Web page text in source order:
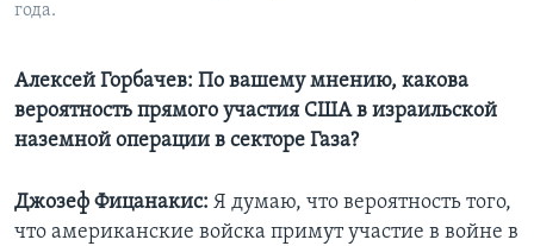
года.
Алексей Горбачев: По вашему мнению, какова
вероятность прямого участия США в израильской
наземной операции в секторе Газа?
Джозеф Фицанакис: Я думаю, что вероятность того,
что американские войска примут участие в войне в